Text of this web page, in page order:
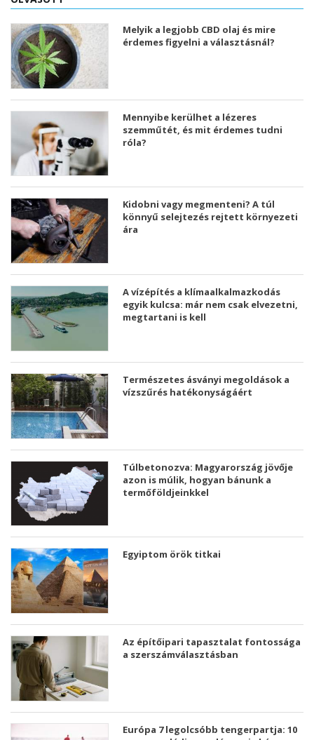
Melyik a legjobb CBD olaj és mire
érdemes figyelni a választásnál?
Mennyibe kerülhet a lézeres
szemműtét, és mit érdemes tudni
róla?
Kidobni vagy megmenteni? A túl
könnyű selejtezés rejtett környezeti
ára
A vízépítés a klímaalkalmazkodás
egyik kulcsa: már nem csak elvezetni,
megtartani is kell
Természetes ásványi megoldások a
vízszűrés hatékonyságáért
Túlbetonozva: Magyarország jövője
azon is múlik, hogyan bánunk a
termőföldjeinkkel
Egyiptom örök titkai
Az építőipari tapasztalat fontossága
a szerszámválasztásban
Európa 7 legolcsóbb tengerpartja: 10